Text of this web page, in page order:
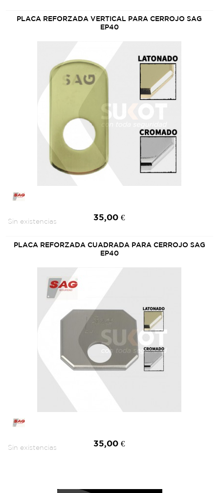
PLACA REFORZADA VERTICAL PARA CERROJO SAG
EP40
35,00 €
Sin existencias
PLACA REFORZADA CUADRADA PARA CERROJO SAG
EP40
35,00 €
Sin existencias